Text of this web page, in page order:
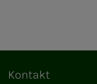
Kontakt